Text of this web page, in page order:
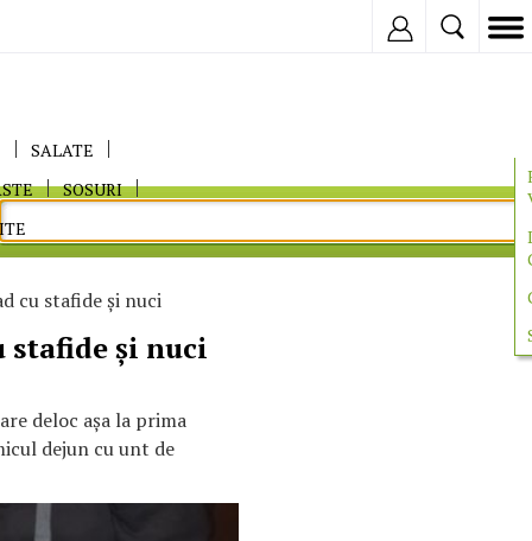
SALATE
SOSURI
cu stafide și nuci
stafide și nuci
deloc aşa la prima
dejun cu unt de